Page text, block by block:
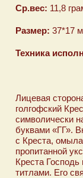
Ср.вес: 11,8
Размер: 37*17
Техника
Лицевая
голгофский
символически
буквами «ГГ».
с Креста,
пропитанной
Креста
титлами. Его